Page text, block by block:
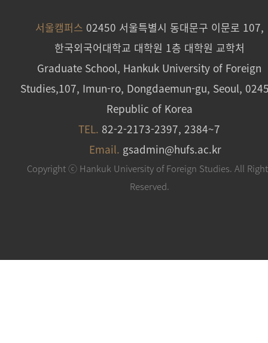
서울캠퍼스 02450 서울특별시 동대문구 이문로 107,
한국외국어대학교 대학원 1층 대학원 교학처
Graduate School, Hankuk University of Foreign
Studies,107, Imun-ro, Dongdaemun-gu, Seoul,
Republic of Korea
TEL. 82-2-2173-2397, 2384~7
Email. gsadmin@hufs.ac.kr
Copyright ⓒ Hankuk University of Foreign Studies. All
Reserved.